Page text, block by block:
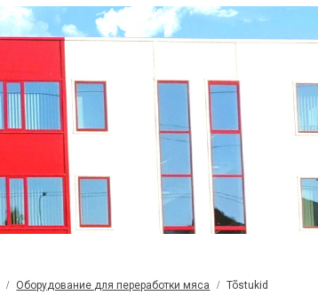
Оборудование для переработки мяса Tõstukid